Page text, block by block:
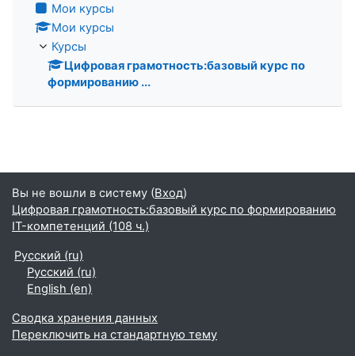
Мои курсы
Мои курсы
Курсы
Цифровая грамотность:базовый курс по
формированию ...
Вы не вошли в систему (Вход)
Цифровая грамотность:базовый курс по формированию
IT-компетенций (108 ч.)
Русский ‎(ru)‎
Русский ‎(ru)‎
English ‎(en)‎
Сводка хранения данных
Переключить на стандартную тему